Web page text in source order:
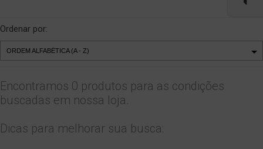
Ordenar por:
Encontramos 0 produtos para as condições
buscadas em nossa loja.
Dicas para melhorar sua busca: